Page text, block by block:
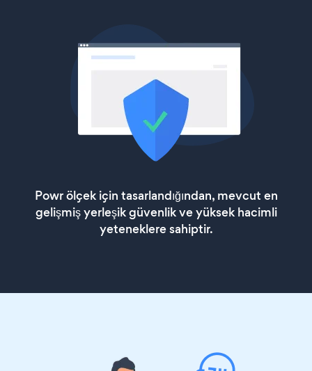
Powr ölçek için tasarlandığından, mevcut en
gelişmiş yerleşik güvenlik ve yüksek hacimli
yeteneklere sahiptir.